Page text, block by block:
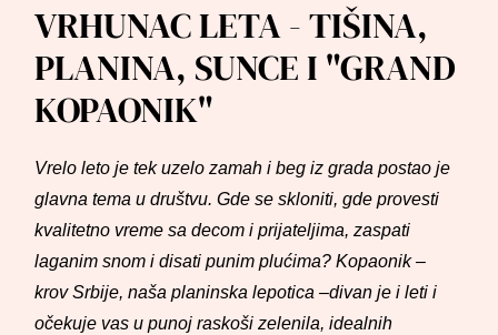
VRHUNAC LETA - TIŠINA,
PLANINA, SUNCE I "GRAND
KOPAONIK"
Vrelo leto je tek uzelo zamah i beg iz grada postao je
glavna tema u društvu. Gde se skloniti, gde provesti
kvalitetno vreme sa decom i prijateljima, zaspati
laganim snom i disati punim plućima? Kopaonik –
krov Srbije, naša planinska lepotica –divan je i leti i
očekuje vas u punoj raskoši zelenila, idealnih